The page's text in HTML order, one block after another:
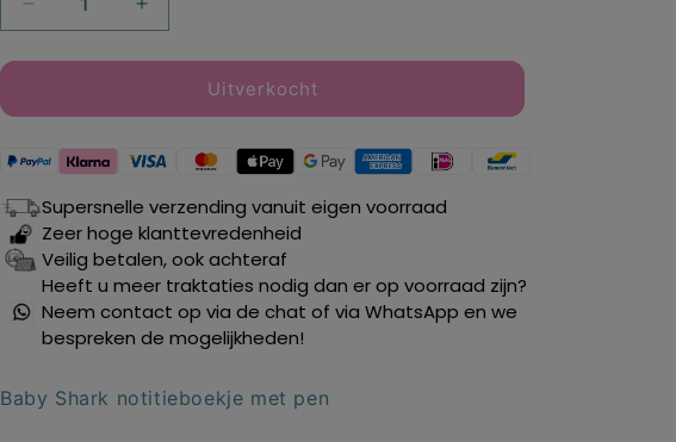
Aantal
verlagen
voor
Shark
met
Aantal
verhogen
voor
Shark
met
Uitverkocht
Supersnelle verzending vanuit eigen voorraad
Zeer hoge klanttevredenheid
Veilig betalen, ook achteraf
Heeft u meer traktaties nodig dan er op voorraad zijn?
Neem contact op via de chat of via WhatsApp en we
bespreken de mogelijkheden!
Baby Shark notitieboekje met pen